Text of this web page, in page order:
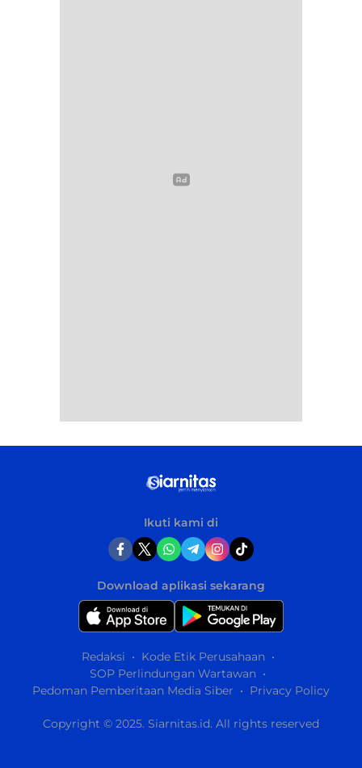
Ikuti kami di
Download aplikasi sekarang
Redaksi
Kode Etik Perusahaan
SOP Perlindungan Wartawan
Pedoman Pemberitaan Media Siber
Privacy Policy
Copyright © 2025. Siarnitas.id. All rights reserved